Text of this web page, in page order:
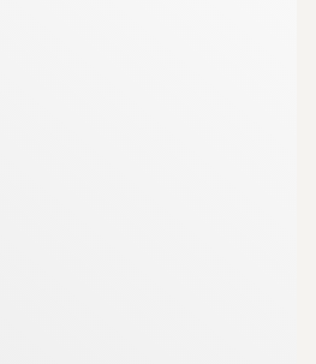
nu gång och cykelväg